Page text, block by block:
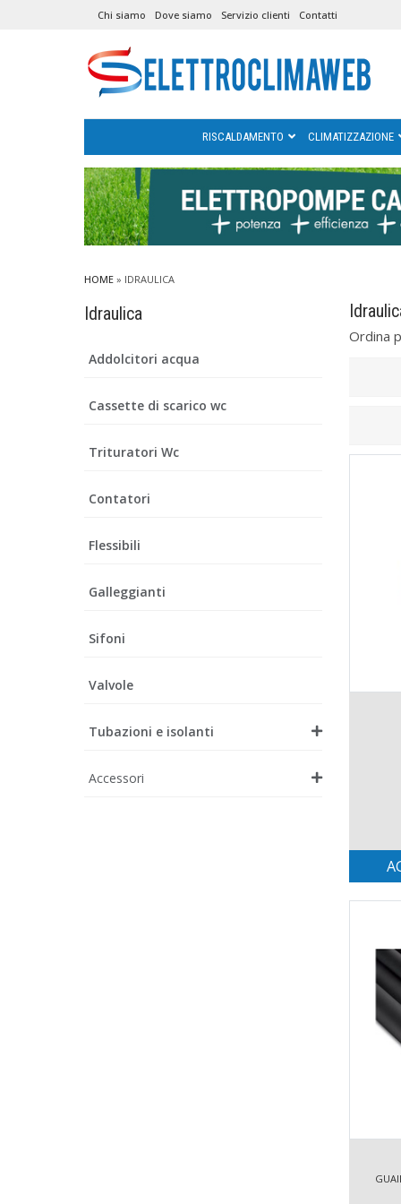
Chi siamo Dove siamo Servizio clienti Contatti
RISCALDAMENTO CLIMATIZZAZIONE
HOME» IDRAULICA
Idraulica
Addolcitori acqua
Cassette di scarico wc
Trituratori Wc
Contatori
Flessibili
Galleggianti
Sifoni
Valvole
Tubazioni e isolanti
Accessori
Ordina